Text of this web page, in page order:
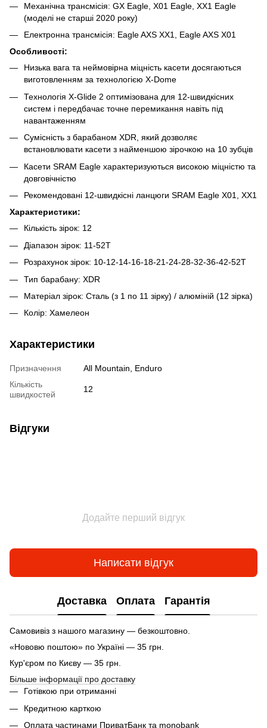
Механічна трансмісія: GX Eagle, X01 Eagle, XX1 Eagle
(моделі не старші 2020 року)
Електронна трансмісія: Eagle AXS XX1, Eagle AXS X01
Особливості:
Низька вага та неймовірна міцність касети досягаються
виготовленням за технологією X-Dome
Технологія X-Glide 2 оптимізована для 12-швидкісних
систем і передбачає точне перемикання навіть під
навантаженням
Сумісність з барабаном XDR, який дозволяє
встановлювати касети з найменшою зірочкою на 10 зубців
Касети SRAM Eagle характеризуються високою міцністю та
довговічністю
Рекомендовані 12-швидкісні ланцюги SRAM Eagle X01, XX1
Характеристики:
Кількість зірок: 12
Діапазон зірок: 11-52Т
Розрахунок зірок: 10-12-14-16-18-21-24-28-32-36-42-52T
Тип барабану: XDR
Матеріал зірок: Сталь (з 1 по 11 зірку) / алюміній (12 зірка)
Колір: Хамелеон
Характеристики
Призначення
All Mountain, Enduro
Кількість
швидкостей
12
Відгуки
Додайте перший відгук
Написати відгук
Доставка Оплата Гарантія
Самовивіз з нашого магазину — безкоштовно.
«Нововю поштою» по Україні — 35 грн.
Кур'єром по Києву — 35 грн.
Більше інформації про доставку
Готівкою при отриманні
Кредитною карткою
Оплата частинами ПриватБанк та monobank